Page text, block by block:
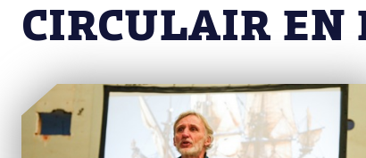
CIRCULAIR